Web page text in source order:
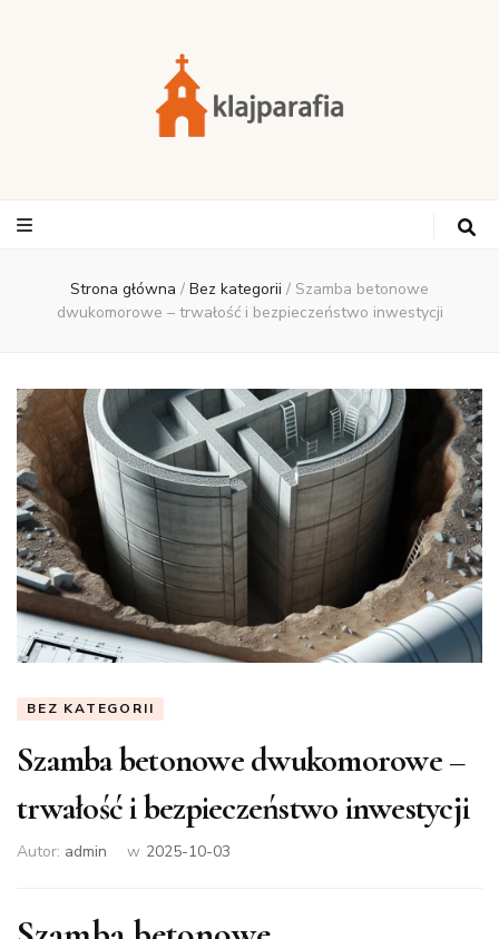
Strona główna / Bez kategorii / Szamba betonowe
dwukomorowe – trwałość i bezpieczeństwo inwestycji
BEZ KATEGORII
Szamba betonowe dwukomorowe –
trwałość i bezpieczeństwo inwestycji
Autor: admin w 2025-10-03